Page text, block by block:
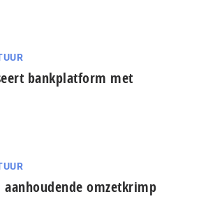
bankplatform met
omzetkrimp